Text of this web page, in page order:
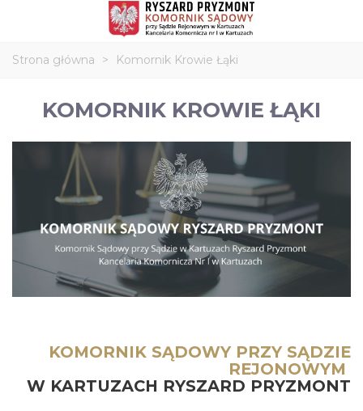
Strona główna > Komornik Krowie Łąki
KOMORNIK KROWIE ŁĄKI
KOMORNIK SĄDOWY PRZY SĄDZIE
REJONOWYM
W KARTUZACH RYSZARD PRYZMONT